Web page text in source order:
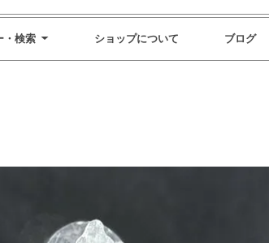
・検索 ショップについて ブログ